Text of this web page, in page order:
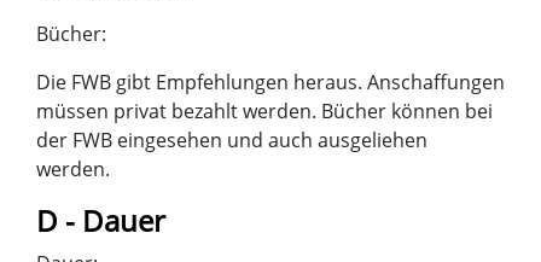
Bücher:
Die FWB gibt Empfehlungen heraus. Anschaffungen
müssen privat bezahlt werden. Bücher können bei
der FWB eingesehen und auch ausgeliehen
werden.
D - Dauer